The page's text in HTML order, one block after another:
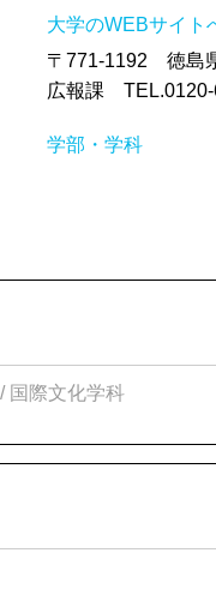
大学のWEBサイト
〒771-1192 徳島
広報課 TEL.0120-
学部・学科
国際文化学科